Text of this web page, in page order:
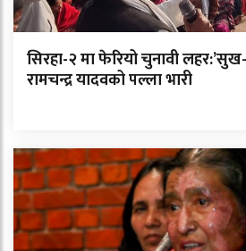
सिरहा-२ मा फेरियो चुनावी
रामचन्द्र यादवको पल्ला भारी